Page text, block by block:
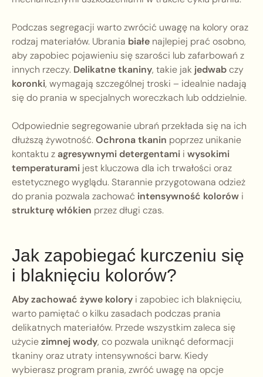
Podczas segregacji warto zwrócić uwagę na kolory oraz
rodzaj materiałów. Ubrania białe najlepiej prać osobno,
aby zapobiec pojawieniu się szarości lub zafarbowań z
innych rzeczy. Delikatne tkaniny, takie jak jedwabczy
koronki, wymagają szczególnej troski – idealnie nadają
się do prania w specjalnych woreczkach lub oddzielnie.
Odpowiednie segregowanie ubrań przekłada się na ich
dłuższą żywotność.Ochrona tkanin poprzez unikanie
kontaktu zagresywnymi detergentami i wysokimi
temperaturami jest kluczowa dla ich trwałości oraz
estetycznego wyglądu. Starannie przygotowana odzież
do prania pozwala zachować intensywność kolorów i
strukturę włókien przez długi czas.
Jak zapobiegać kurczeniu się
i blaknięciu kolorów?
Aby zachować żywe kolory i zapobiec ich blaknięciu,
warto pamiętać o kilku zasadach podczas prania
delikatnych materiałów. Przede wszystkim zaleca się
użyciezimnej wody, co pozwala uniknąć deformacji
tkaniny oraz utraty intensywności barw. Kiedy
wybierasz program prania, zwróć uwagę na opcje